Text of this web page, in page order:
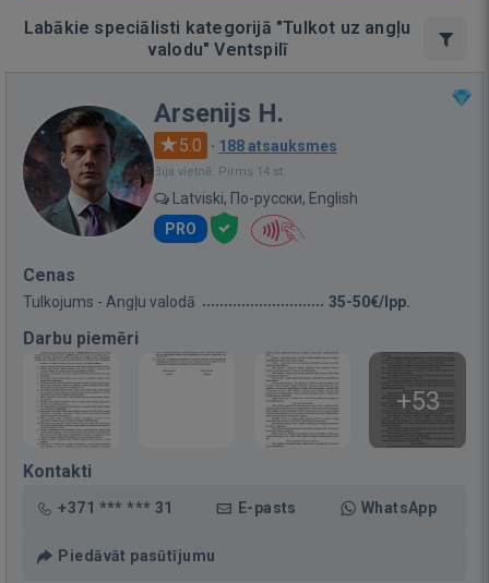
Labākie speciālisti kategorijā "Tulkot uz angļu
valodu" Ventspilī
Arsenijs H.
5.0 · 188 atsauksmes
Bija vietnē: Pirms 14 st.
Latviski, По-русски, English
PRO
Cenas
Tulkojums - Angļu valodā 35-50€/lpp.
Darbu piemēri
+53
Kontakti
+371 *** *** 31 E-pasts WhatsApp
Piedāvāt pasūtījumu